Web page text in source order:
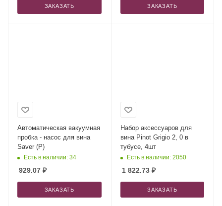
ЗАКАЗАТЬ ЗАКАЗАТЬ
Автоматическая вакуумная
пробка - насос для вина
Saver (Р)
Есть в наличии: 34
929.07 ₽
ЗАКАЗАТЬ
Набор аксессуаров для
вина Pinot Grigio 2, 0 в
тубусе, 4шт
Есть в наличии: 2050
1 822.73₽
ЗАКАЗАТЬ